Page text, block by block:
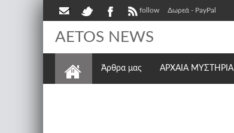
follow Δωρεά - PayPal
AETOS NEWS
Άρθρα μας ΑΡΧΑΙΑ ΜΥΣΤΗΡΙΑ